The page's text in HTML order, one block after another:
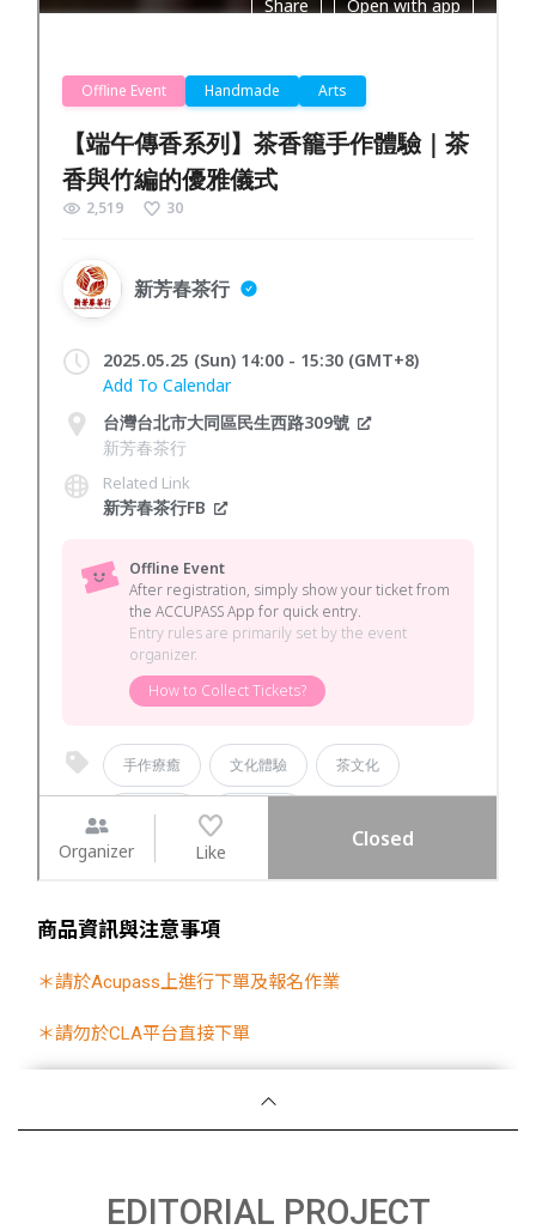
商品資訊與注意事項
＊請於Acupass上進行下單及報名作業
＊請勿於CLA平台直接下單
EDITORIAL PROJECT